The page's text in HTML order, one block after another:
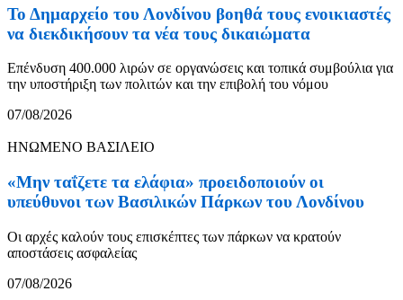
Το Δημαρχείο του Λονδίνου βοηθά τους ενοικιαστές
να διεκδικήσουν τα νέα τους δικαιώματα
Επένδυση 400.000 λιρών σε οργανώσεις και τοπικά συμβούλια για
την υποστήριξη των πολιτών και την επιβολή του νόμου
07/08/2026
ΗΝΩΜΕΝΟ ΒΑΣΙΛΕΙΟ
«Μην ταΐζετε τα ελάφια» προειδοποιούν οι
υπεύθυνοι των Βασιλικών Πάρκων του Λονδίνου
Οι αρχές καλούν τους επισκέπτες των πάρκων να κρατούν
αποστάσεις ασφαλείας
07/08/2026